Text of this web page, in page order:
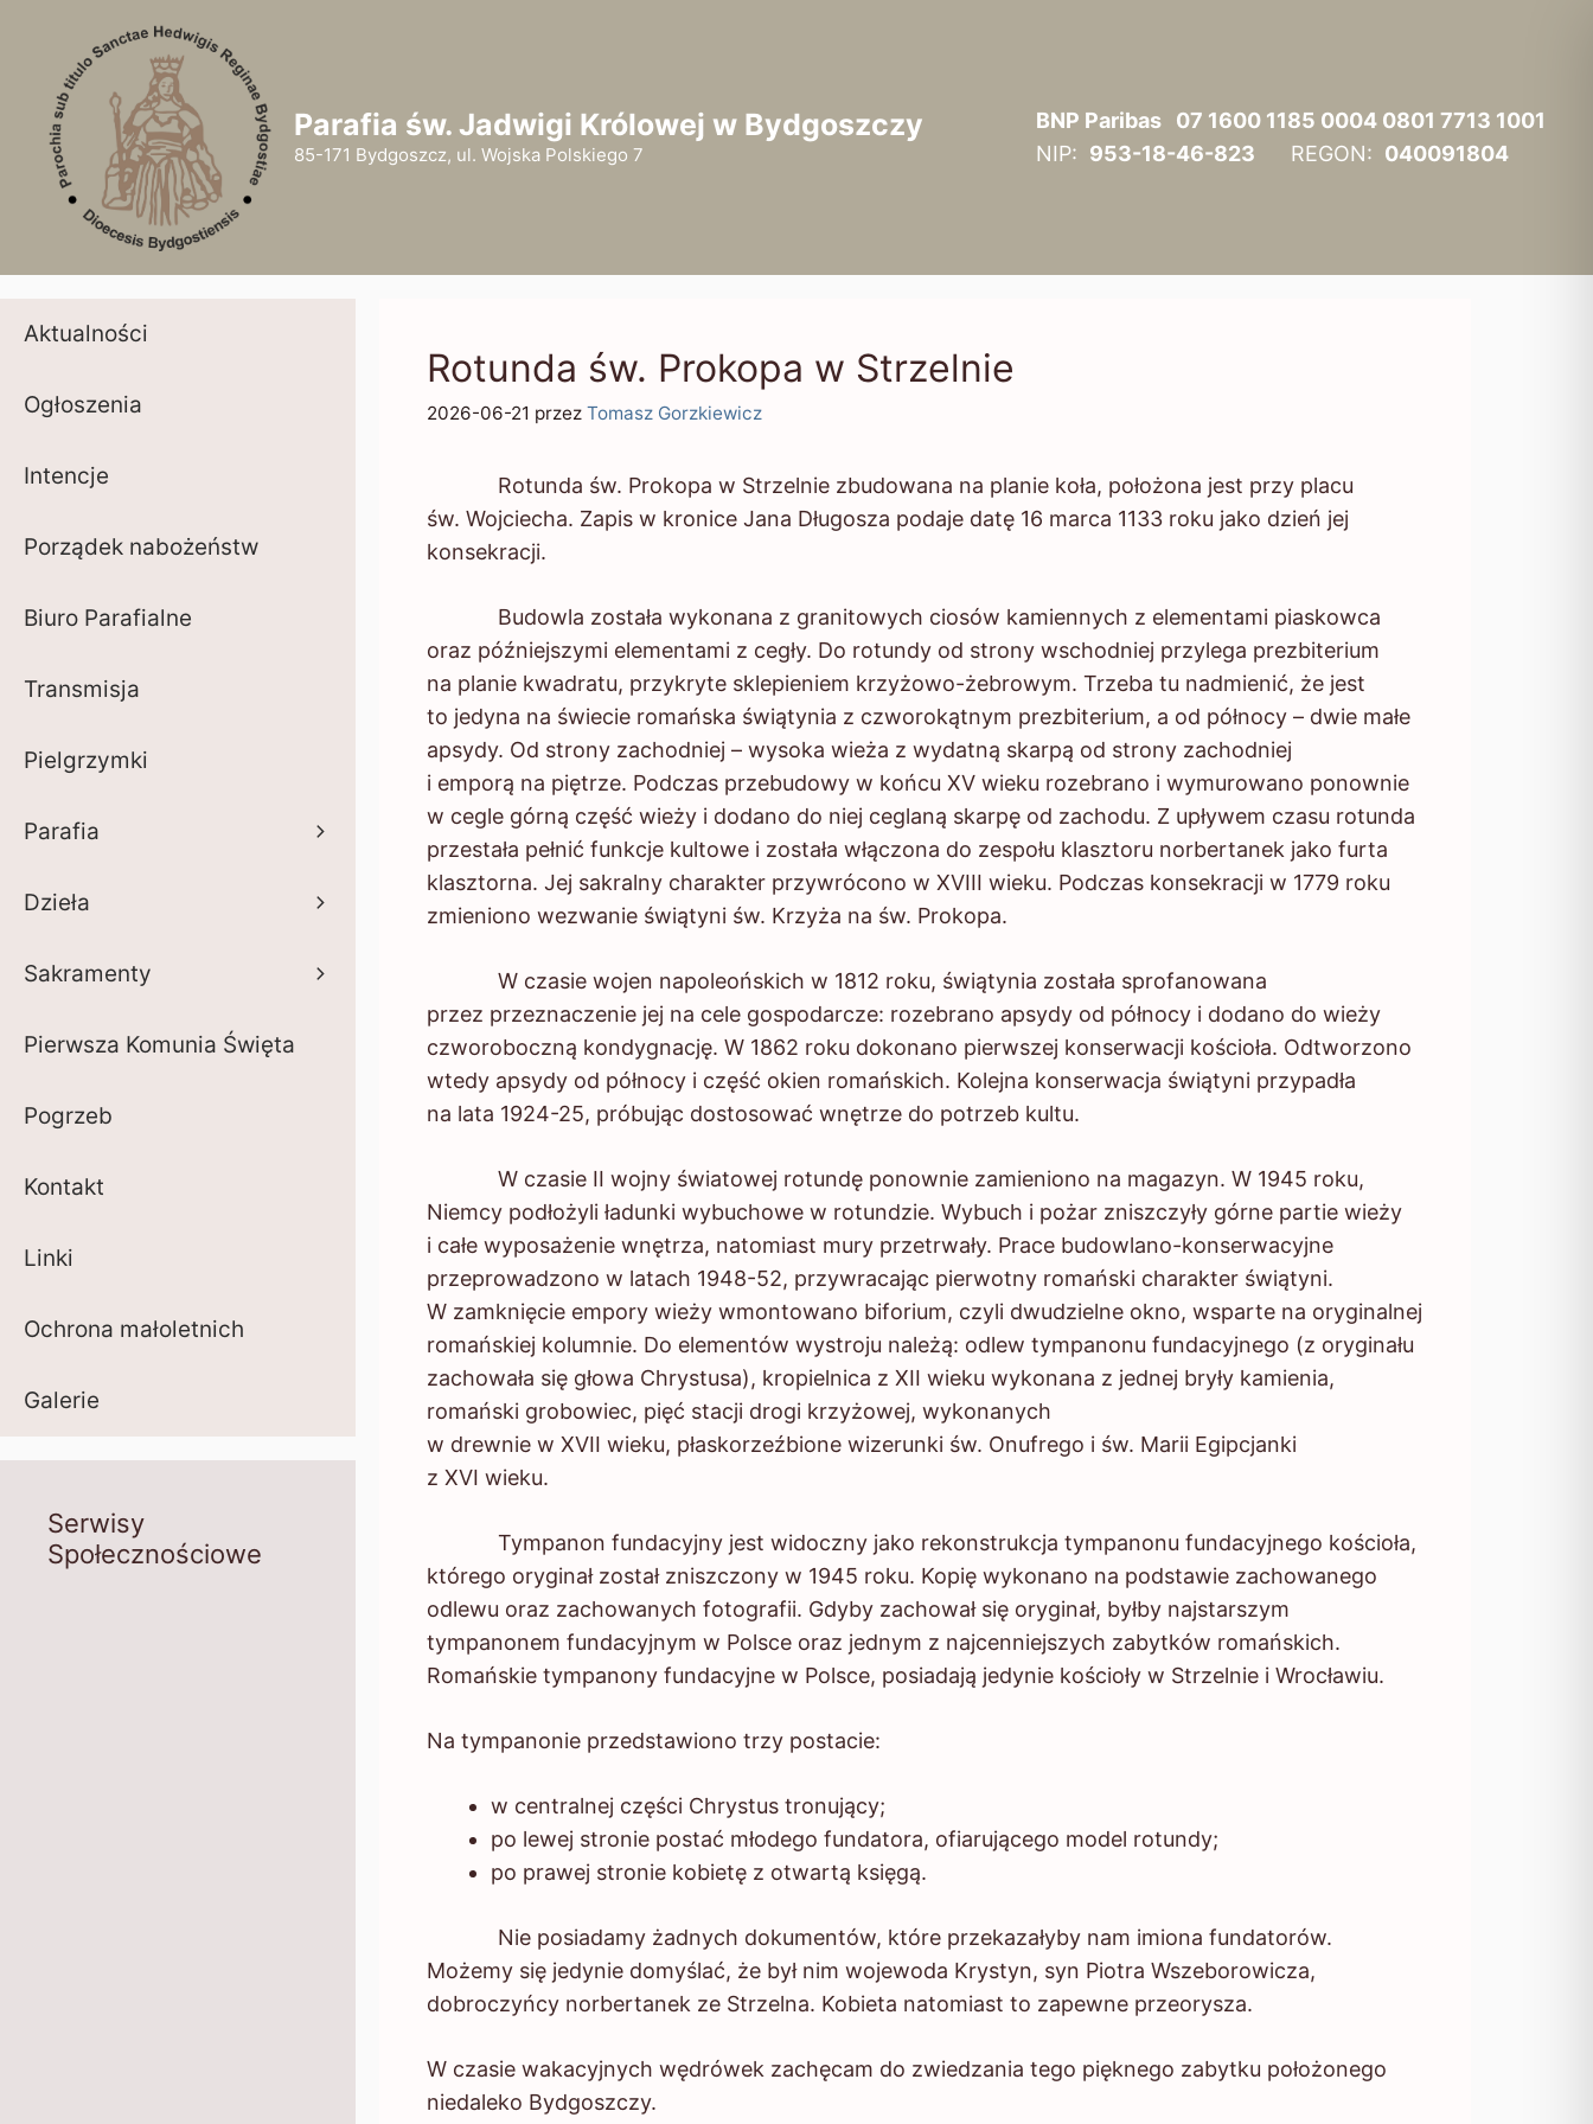
Parafia św. Jadwigi Królowej w Bydgoszczy
85-171 Bydgoszcz, ul. Wojska Polskiego 7
BNP Paribas 07 1600 1185 0004 0801 7713 1001
NIP: 953-18-46-823 REGON: 040091804
Rotunda św. Prokopa w Strzelnie
2026-06-21 przez Tomasz Gorzkiewicz
Rotunda św. Prokopa w Strzelnie zbudowana na planie koła, położona jest przy placu
św. Wojciecha. Zapis w kronice Jana Długosza podaje datę 16 marca 1133 roku jako dzień jej
konsekracji.
Budowla została wykonana z granitowych ciosów kamiennych z elementami piaskowca
oraz późniejszymi elementami z cegły. Do rotundy od strony wschodniej przylega prezbiterium
na planie kwadratu, przykryte sklepieniem krzyżowo-żebrowym. Trzeba tu nadmienić, że jest
to jedyna na świecie romańska świątynia z czworokątnym prezbiterium, a od północy – dwie małe
apsydy. Od strony zachodniej – wysoka wieża z wydatną skarpą od strony zachodniej
i emporą na piętrze. Podczas przebudowy w końcu XV wieku rozebrano i wymurowano ponownie
w cegle górną część wieży i dodano do niej ceglaną skarpę od zachodu. Z upływem czasu rotunda
przestała pełnić funkcje kultowe i została włączona do zespołu klasztoru norbertanek jako furta
klasztorna. Jej sakralny charakter przywrócono w XVIII wieku. Podczas konsekracji w 1779 roku
zmieniono wezwanie świątyni św. Krzyża na św. Prokopa.
W czasie wojen napoleońskich w 1812 roku, świątynia została sprofanowana
przez przeznaczenie jej na cele gospodarcze: rozebrano apsydy od północy i dodano do wieży
czworoboczną kondygnację. W 1862 roku dokonano pierwszej konserwacji kościoła. Odtworzono
wtedy apsydy od północy i część okien romańskich. Kolejna konserwacja świątyni przypadła
na lata 1924-25, próbując dostosować wnętrze do potrzeb kultu.
W czasie II wojny światowej rotundę ponownie zamieniono na magazyn. W 1945 roku,
Niemcy podłożyli ładunki wybuchowe w rotundzie. Wybuch i pożar zniszczyły górne partie wieży
i całe wyposażenie wnętrza, natomiast mury przetrwały. Prace budowlano-konserwacyjne
przeprowadzono w latach 1948-52, przywracając pierwotny romański charakter świątyni.
W zamknięcie empory wieży wmontowano biforium, czyli dwudzielne okno, wsparte na oryginalnej
romańskiej kolumnie. Do elementów wystroju należą: odlew tympanonu fundacyjnego (z oryginału
zachowała się głowa Chrystusa), kropielnica z XII wieku wykonana z jednej bryły kamienia,
romański grobowiec, pięć stacji drogi krzyżowej, wykonanych
w drewnie w XVII wieku, płaskorzeźbione wizerunki św. Onufrego i św. Marii Egipcjanki
z XVI wieku.
Tympanon fundacyjny jest widoczny jako rekonstrukcja tympanonu fundacyjnego kościoła,
którego oryginał został zniszczony w 1945 roku. Kopię wykonano na podstawie zachowanego
odlewu oraz zachowanych fotografii. Gdyby zachował się oryginał, byłby najstarszym
tympanonem fundacyjnym w Polsce oraz jednym z najcenniejszych zabytków romańskich.
Romańskie tympanony fundacyjne w Polsce, posiadają jedynie kościoły w Strzelnie i Wrocławiu.
Na tympanonie przedstawiono trzy postacie:
w centralnej części Chrystus tronujący;
po lewej stronie postać młodego fundatora, ofiarującego model rotundy;
po prawej stronie kobietę z otwartą księgą.
Nie posiadamy żadnych dokumentów, które przekazałyby nam imiona fundatorów.
Możemy się jedynie domyślać, że był nim wojewoda Krystyn, syn Piotra Wszeborowicza,
dobroczyńcy norbertanek ze Strzelna. Kobieta natomiast to zapewne przeorysza.
W czasie wakacyjnych wędrówek zachęcam do zwiedzania tego pięknego zabytku położonego
niedaleko Bydgoszczy.
Aktualności
Ogłoszenia
Intencje
Porządek nabożeństw
Biuro Parafialne
Transmisja
Pielgrzymki
Parafia
Dzieła
Sakramenty
Pierwsza Komunia Święta
Pogrzeb
Kontakt
Linki
Ochrona małoletnich
Galerie
Serwisy
Społecznościowe